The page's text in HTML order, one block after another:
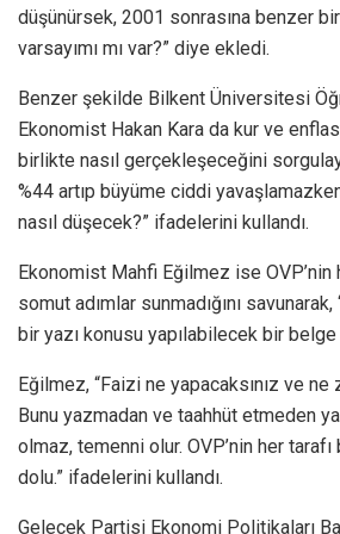
düşünürsek, 2001 sonrasına benzer
varsayımı mı var?” diye ekledi.
Benzer şekilde Bilkent Üniversitesi
Ekonomist Hakan Kara da kur ve
birlikte nasıl gerçekleşeceğini
%44 artıp büyüme ciddi
nasıl düşecek?” ifadelerini kullandı.
Ekonomist Mahfi Eğilmez ise
somut adımlar sunmadığını
bir yazı konusu yapılabilecek bir
Eğilmez, “Faizi ne yapacaksınız ve ne
Bunu yazmadan ve taahhüt etmeden
olmaz, temenni olur. OVP’nin her
dolu.” ifadelerini kullandı.
Gelecek Partisi Ekonomi Politikaları